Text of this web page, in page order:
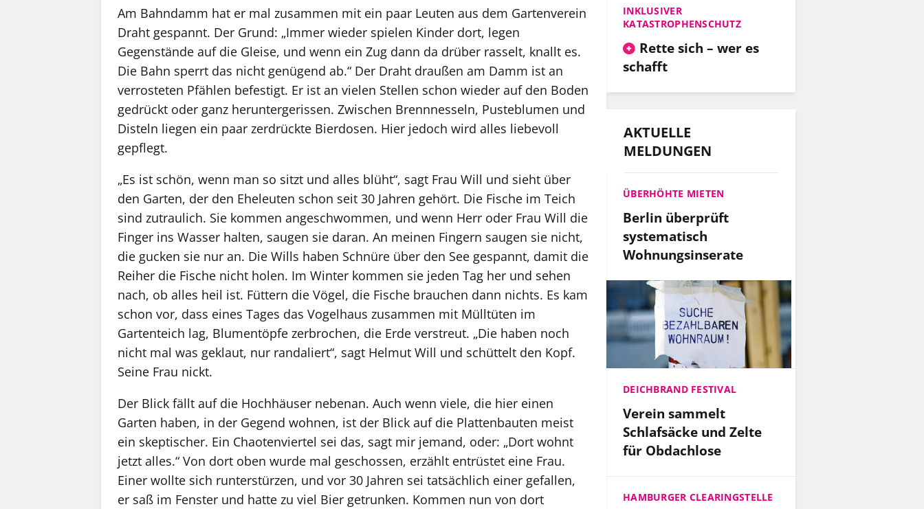
Am Bahndamm hat er mal zusammen mit ein paar Leuten aus dem Gartenverein
Draht gespannt. Der Grund: „Immer wieder spielen Kinder dort, legen
Gegenstände auf die Gleise, und wenn ein Zug dann da drüber rasselt, knallt es.
Die Bahn sperrt das nicht genügend ab.“ Der Draht draußen am Damm ist an
verrosteten Pfählen befestigt. Er ist an vielen Stellen schon wieder auf den Boden
gedrückt oder ganz heruntergerissen. Zwischen Brennnesseln, Pusteblumen und
Disteln liegen ein paar zerdrückte Bierdosen. Hier jedoch wird alles liebevoll
gepflegt.
„Es ist schön, wenn man so sitzt und alles blüht“, sagt Frau Will und sieht über
den Garten, der den Eheleuten schon seit 30 Jahren gehört. Die Fische im Teich
sind zutraulich. Sie kommen angeschwommen, und wenn Herr oder Frau Will die
Finger ins Wasser halten, saugen sie daran. An meinen Fingern saugen sie nicht,
die gucken sie nur an. Die Wills haben Schnüre über den See gespannt, damit die
Reiher die Fische nicht holen. Im Winter kommen sie jeden Tag her und sehen
nach, ob alles heil ist. Füttern die Vögel, die Fische brauchen dann nichts. Es kam
schon vor, dass eines Tages das Vogelhaus zusammen mit Mülltüten im
Gartenteich lag, Blumentöpfe zerbrochen, die Erde verstreut. „Die haben noch
nicht mal was geklaut, nur randaliert“, sagt Helmut Will und schüttelt den Kopf.
Seine Frau nickt.
Der Blick fällt auf die Hochhäuser nebenan. Auch wenn viele, die hier einen
Garten haben, in der Gegend wohnen, ist der Blick auf die Plattenbauten meist
ein skeptischer. Ein Chaotenviertel sei das, sagt mir jemand, oder: „Dort wohnt
jetzt alles.“ Von dort oben wurde mal geschossen, erzählt entrüstet eine Frau.
Einer wollte sich runterstürzen, und vor 30 Jahren sei tatsächlich einer gefallen,
er saß im Fenster und hatte zu viel Bier getrunken. Kommen nun von dort
INKLUSIVER
KATASTROPHENSCHUTZ
Rette sich – wer es
schafft
AKTUELLE
MELDUNGEN
ÜBERHÖHTE MIETEN
Berlin überprüft
systematisch
Wohnungsinserate
DEICHBRAND FESTIVAL
Verein sammelt
Schlafsäcke und Zelte
für Obdachlose
HAMBURGER CLEARINGSTELLE